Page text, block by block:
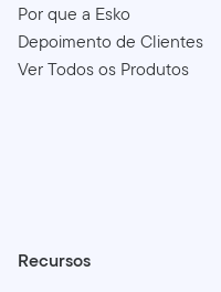
Por que a Esko
Depoimento de Clientes
Ver Todos os Produtos
Recursos